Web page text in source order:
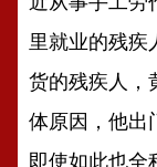
里就业的残
货的残疾人，
体原因，他出
即使如此也全